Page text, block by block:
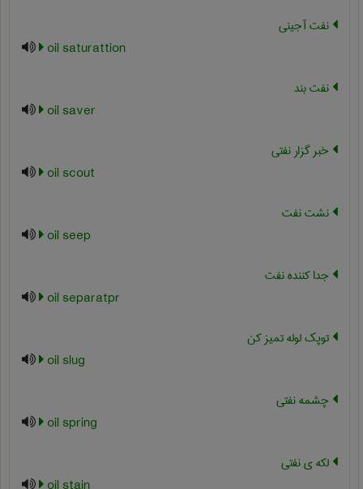
نفت آجینی
oil saturattion
نفت بند
oil saver
خبر گزار نفتی
oil scout
نشت نفت
oil seep
جدا کننده نفت
oil separatpr
توپک لوله تمیز کن
oil slug
چشمه نفتی
oil spring
لکه ی نفتی